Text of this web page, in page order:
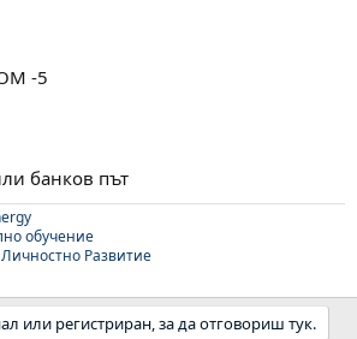
-5
банков път
обучение
Развитие
или регистриран, за да отговориш тук.